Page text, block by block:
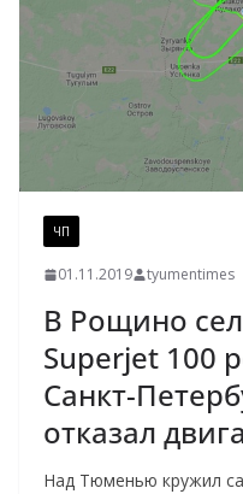
ЧП
01.11.2019 tyumentimes
В Рощино
Superjet 100
Санкт-
отказал
Над Тюменью кружил